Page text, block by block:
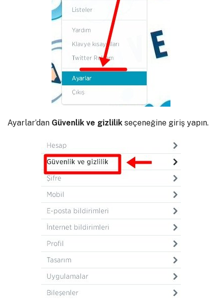
Ayarlar’dan Güvenlik ve gizlilik seçeneğine giriş yapın.